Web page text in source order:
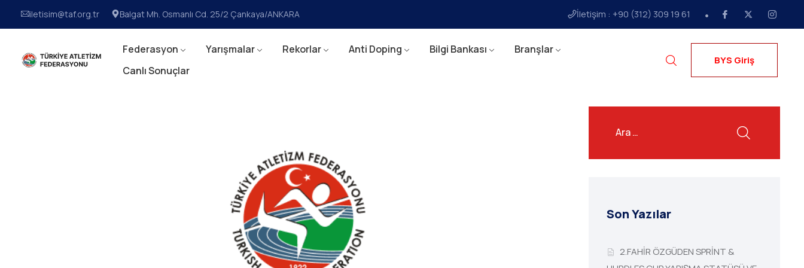
iletisim@taf.org.tr Balgat Mh. Osmanlı Cd. 25/2 Çankaya/ANKARA İletişim : +90 (312) 309 19 61
Federasyon Yarışmalar Rekorlar Anti Doping Bilgi Bankası
Branşlar
Canlı Sonuçlar
BYS Giriş
Son Yazılar
2.FAHİR ÖZGÜDEN SPRİNT &